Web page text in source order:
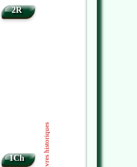
2R
1Ch Livres historiques